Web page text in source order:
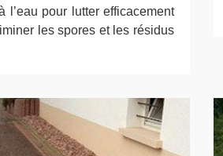
pour lutter efficacement
les spores et les résidus